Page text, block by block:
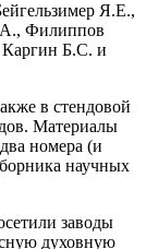
Я.Е.,
Филиппов
Б.С. и
в стендовой
Материалы
номера (и
научных
заводы
духовную